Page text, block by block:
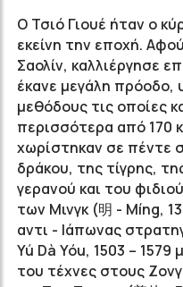
Ο Τσιό Γιουέ ήταν ο
εκείνη την εποχή.
Σαολίν, καλλιέργησε
έκανε μεγάλη πρόοδο,
μεθόδους τις οποίες
περισσότερα από 170
χωρίστηκαν σε πέντε
δράκου, της τίγρης,
γερανού και του
των Μινγκ (明 - Míng,
αντι - Ιάπωνας
Yú Dà Yóu, 1503 – 1579
του τέχνες στους